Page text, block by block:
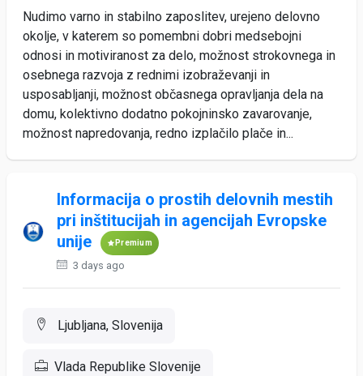
Nudimo varno in stabilno zaposlitev, urejeno delovno
okolje, v katerem so pomembni dobri medsebojni
odnosi in motiviranost za delo, možnost strokovnega in
osebnega razvoja z rednimi izobraževanji in
usposabljanji, možnost občasnega opravljanja dela na
domu, kolektivno dodatno pokojninsko zavarovanje,
možnost napredovanja, redno izplačilo plače in...
Informacija o prostih delovnih mestih
pri inštitucijah in agencijah Evropske
unije
Premium
3 days ago
Ljubljana, Slovenija
Vlada Republike Slovenije